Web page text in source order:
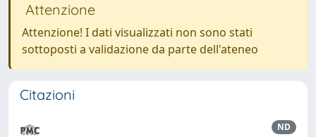
Attenzione
Attenzione! I dati visualizzati non sono stati
sottoposti a validazione da parte dell'ateneo
Citazioni
ND